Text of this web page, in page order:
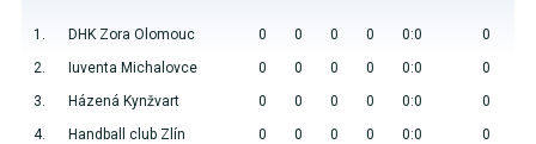
1. DHK Zora Olomouc 0 0 0 0 0:0
0
2.
Iuventa Michalovce 0 0 0 0 0:0
0
3.
Házená Kynžvart 0 0 0 0 0:0
0
4.
Handball club Zlín 0 0 0 0 0:0
0